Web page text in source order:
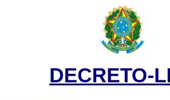
DECRETO-